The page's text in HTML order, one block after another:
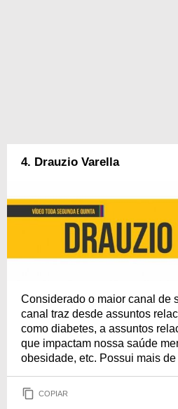
4. Drauzio Varella
Considerado o maior canal de
canal traz desde assuntos
como diabetes, a assuntos
que impactam nossa saúde
obesidade, etc. Possui mais
COPIAR